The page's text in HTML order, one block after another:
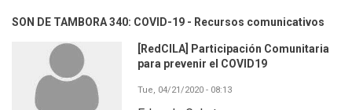
SON DE TAMBORA 340: COVID-19 - Recursos comunicativos
[RedCILA] Participación Comunitaria
para prevenir el COVID19
Tue, 04/21/2020 - 08:13